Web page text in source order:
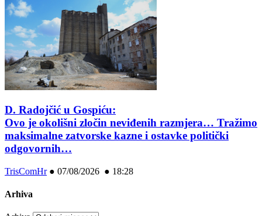
D. Radojčić u Gospiću:
Ovo je okolišni zločin neviđenih razmjera… Tražimo
maksimalne zatvorske kazne i ostavke politički
odgovornih…
TrisComHr● 07/08/2026 ● 18:28
Arhiva